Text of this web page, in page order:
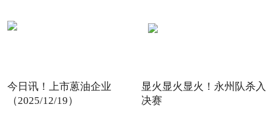
今日讯！上市蒽油企业
（2025/12/19）
显火显火显火！永州队杀入
决赛